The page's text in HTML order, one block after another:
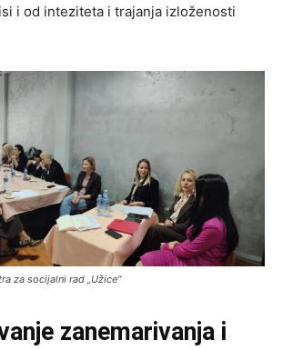
i od inteziteta i trajanja izloženosti
za socijalni rad „Užice“
zanemarivanja i